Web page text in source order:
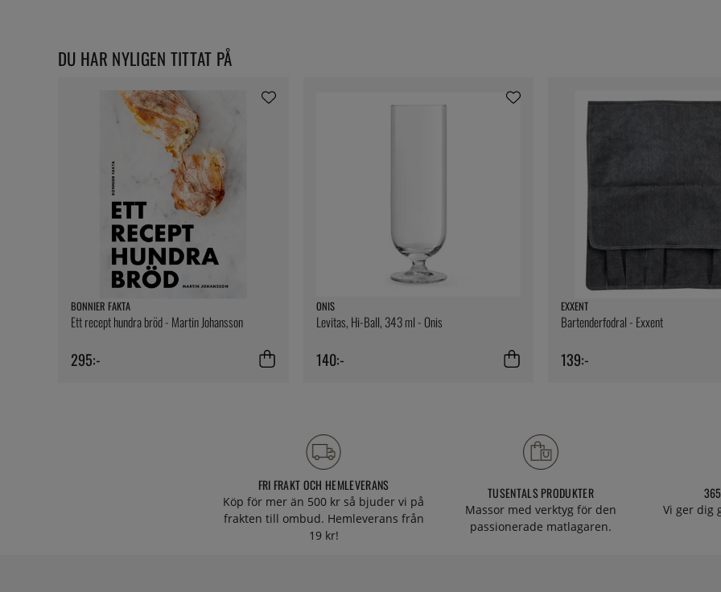
DU HAR NYLIGEN TITTAT PÅ
BONNIER FAKTA
Ett recept hundra bröd - Martin Johansson
295:-
ONIS
Levitas, Hi-Ball, 343 ml - Onis
140:-
EXXENT
Bartenderfodral - Exxent
139:-
FRI FRAKT OCH HEMLEVERANS
Köp för mer än 500 kr så bjuder vi på
frakten till ombud. Hemleverans från
19 kr!
TUSENTALS PRODUKTER
Massor med verktyg för den
passionerade matlagaren.
Vi ger dig